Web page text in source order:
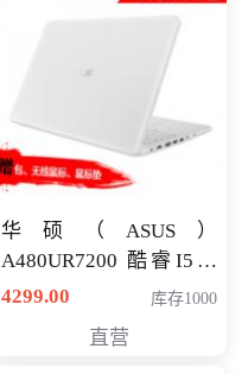
华硕（ASUS）
A480UR7200 酷睿I5超
薄学生办公游戏独显笔
NV930-2G独
4299.00 库存1000
直营